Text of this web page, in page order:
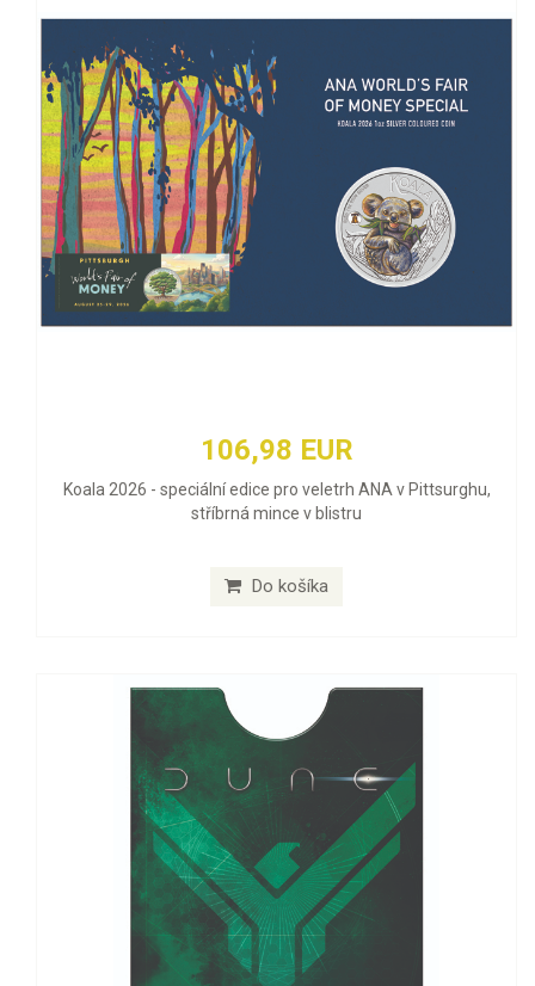
106,98 EUR
Koala 2026 - speciální edice pro veletrh ANA v Pittsurghu,
stříbrná mince v blistru
Do košíka